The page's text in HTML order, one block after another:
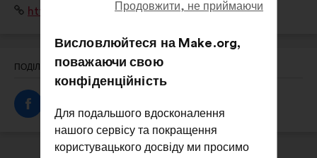
problématique, La valorisation de l'apprentissage, ses
Вебсайт:
https://www.anaf.fr/
ПОДІЛИТИСЯ ПРОФІЛЕМ
Продовжити, не приймаючи
Висловлюйтеся на Make.org,
поважаючи свою
конфіденційність
Для подальшого вдосконалення
нашого сервісу та покращення
користувацького досвіду ми просимо